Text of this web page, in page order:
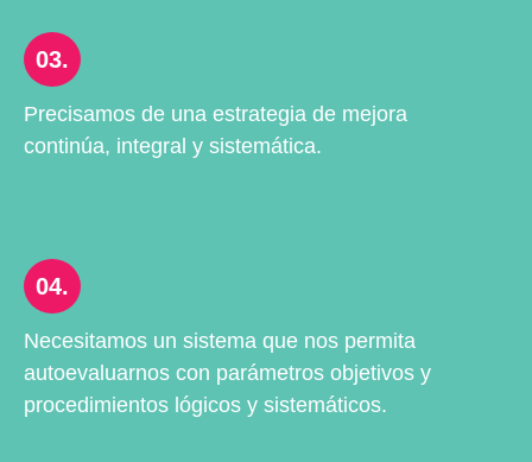
03.
Precisamos de una estrategia de mejora
continúa, integral y sistemática.
04.
Necesitamos un sistema que nos permita
autoevaluarnos con parámetros objetivos y
procedimientos lógicos y sistemáticos.